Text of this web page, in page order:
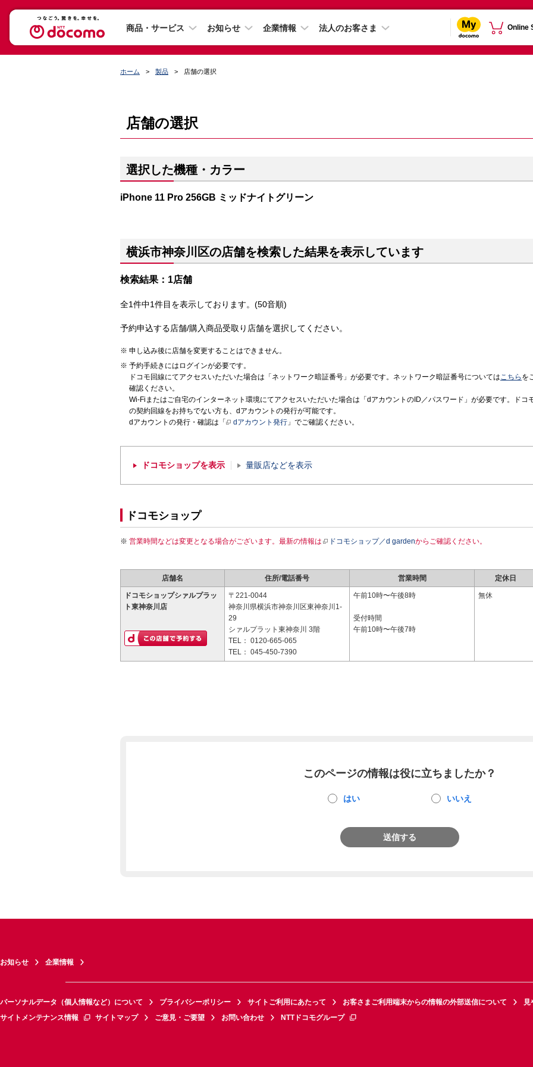
商品・サービス お知らせ 企業情報 法人のお客さま Online
ホーム 製品 店舗の選択
店舗の選択
選択した機種・カラー
iPhone 11 Pro 256GB ミッドナイトグリーン
横浜市神奈川区の店舗を検索した結果を表示しています
検索結果：1店舗
全1件中1件目を表示しております。(50音順)
予約申込する店舗/購入商品受取り店舗を選択してください。
申し込み後に店舗を変更することはできません。
予約手続きにはログインが必要です。
ドコモ回線にてアクセスいただいた場合は「ネットワーク暗証番号」が必要です。ネットワーク暗証番号についてはこちら を
確認ください。
Wi-Fiまたはご自宅のインターネット環境にてアクセスいただいた場合は「dアカウントのID／パスワード」が必要です。ドコ
の契約回線をお持ちでない方も、dアカウントの発行が可能です。
dアカウントの発行・確認は「
dアカウント発行 」でご確認ください。
ドコモショップを表示 量販店などを表示
ドコモショップ
営業時間などは変更となる場合がございます。最新の情報は ドコモショップ／d gardenからご確認ください。
店舗名 住所/電話番号 営業時間 定休日
ドコモショップシァルプラッ
ト東神奈川店
〒221-0044
神奈川県横浜市神奈川区東神奈川1-
29
シァルプラット東神奈川 3階
TEL： 0120-665-065
TEL： 045-450-7390
午前10時〜午後8時
受付時間
午前10時〜午後7時
無休
このページの情報は役に立ちましたか？
はい いいえ
送信する
お知らせ 企業情報
パーソナルデータ（個人情報など）について プライバシーポリシー サイトご利用にあたって お客さまご利用端末からの情報の外部送信について
見
サイトメンテナンス情報
サイトマップ ご意見・ご要望 お問い合わせ NTTドコモグループ